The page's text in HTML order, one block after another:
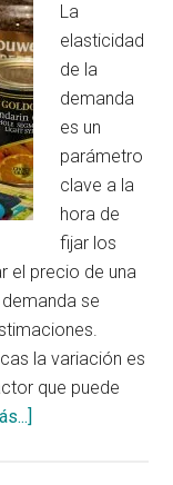
La
elasticidad
de la
demanda
es un
parámetro
clave a la
hora de
fijar los
el precio de una
se
la variación es
que puede